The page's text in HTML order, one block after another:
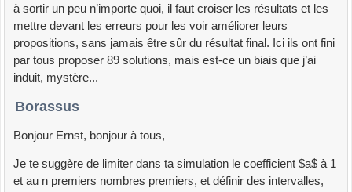
[ 3, 0,-5, 0] [ 3, 0,-4, 0] [ 3, 0,-2,
0] [ 3, 0,-1, 0] [ 3, 0, 1, 0]
[ 3, 0, 2, 0] [ 3, 0, 4, 0] [ 3, 0, 5,
0] [ 4,-4,-5, 3] [ 4,-4,-3, 2]
[ 4,-4,-1, 1] [ 4,-4, 1, 0] [ 4,-4,
3,-1] [ 4,-4, 5,-2] [ 4, 0,-5, 0]
[ 4, 0,-3, 0] [ 4, 0,-1, 0] [ 4, 0, 1,
[ 4, 4,-5,-3] [ 4, 4,-3,-2] [ 4,
4,-1,-1] [ 4, 4, 1, 0] [ 4, 4, 3, 1]
[ 4, 4, 5, 2] [ 5, 0,-4, 0] [ 5, 0,-3,
à sortir un peu n’importe quoi, il faut croiser les résultats et les
mettre devant les erreurs pour les voir améliorer leurs
propositions, sans jamais être sûr du résultat final. Ici ils ont fini
par tous proposer 89 solutions, mais est-ce un biais que j’ai
induit, mystère...
Borassus
Bonjour Ernst, bonjour à tous,
Je te suggère de limiter dans ta simulation le coefficient $a$ à 1
et au n premiers nombres premiers, et définir des intervalles,